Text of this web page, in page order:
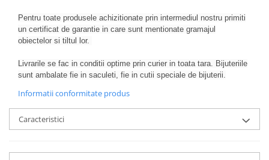
Pentru toate produsele achizitionate prin intermediul nostru primiti
un certificat de garantie in care sunt mentionate gramajul
obiectelor si tiltul lor.
Livrarile se fac in conditii optime prin curier in toata tara. Bijuteriile
sunt ambalate fie in saculeti, fie in cutii speciale de bijuterii.
Informatii conformitate produs
Caracteristici